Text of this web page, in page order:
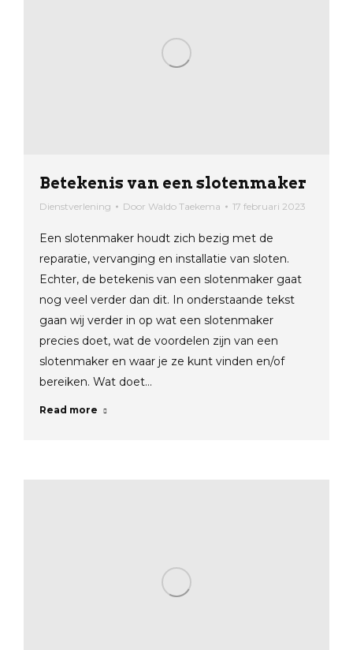
Betekenis van een slotenmaker
Dienstverlening Door Waldo Taekema 17 februari 2023
Een slotenmaker houdt zich bezig met de
reparatie, vervanging en installatie van sloten.
Echter, de betekenis van een slotenmaker gaat
nog veel verder dan dit. In onderstaande tekst
gaan wij verder in op wat een slotenmaker
precies doet, wat de voordelen zijn van een
slotenmaker en waar je ze kunt vinden en/of
bereiken. Wat doet…
Read more